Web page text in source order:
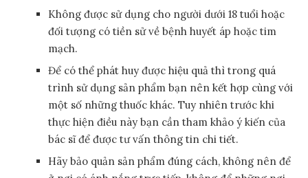
Không được sử dụng cho người dưới 18 tuổi hoặc
đối tượng có tiền sử về bệnh huyết áp hoặc tim
mạch.
Để có thể phát huy được hiệu quả thì trong quá
trình sử dụng sản phẩm bạn nên kết hợp cùng với
một số những thuốc khác. Tuy nhiên trước khi
thực hiện điều này bạn cần tham khảo ý kiến của
bác sĩ để được tư vấn thông tin chi tiết.
Hãy bảo quản sản phẩm đúng cách, không nên để